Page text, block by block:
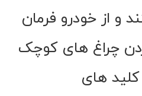
و از خودرو فرمان
چراغ های کوچک
کلید های